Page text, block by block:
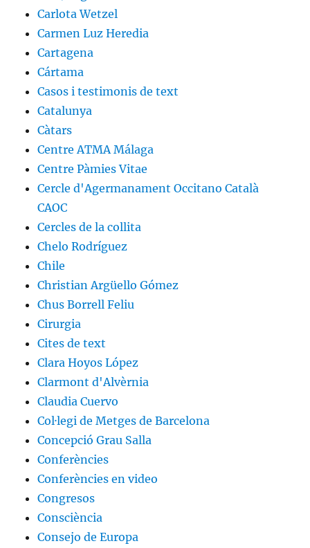
Carlota Wetzel
Carmen Luz Heredia
Cartagena
Cártama
Casos i testimonis de text
Catalunya
Càtars
Centre ATMA Málaga
Centre Pàmies Vitae
Cercle d'Agermanament Occitano Català
CAOC
Cercles de la collita
Chelo Rodríguez
Chile
Christian Argüello Gómez
Chus Borrell Feliu
Cirurgia
Cites de text
Clara Hoyos López
Clarmont d'Alvèrnia
Claudia Cuervo
Col·legi de Metges de Barcelona
Concepció Grau Salla
Conferències
Conferències en video
Congresos
Consciència
Consejo de Europa